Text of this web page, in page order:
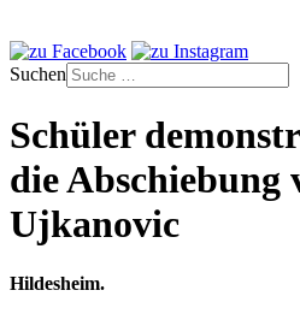
Suchen
Schüler
die Abschiebung
Ujkanovic
Hildesheim.